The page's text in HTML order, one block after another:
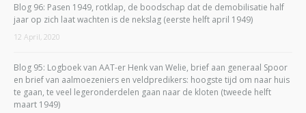
Blog 96: Pasen 1949, rotklap, de boodschap dat de demobilisatie half
jaar op zich laat wachten is de nekslag (eerste helft april 1949)
12 April, 2020
Blog 95: Logboek van AAT-er Henk van Welie, brief aan generaal Spoor
en brief van aalmoezeniers en veldpredikers: hoogste tijd om naar huis
te gaan, te veel legeronderdelen gaan naar de kloten (tweede helft
maart 1949)